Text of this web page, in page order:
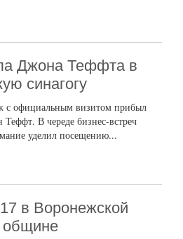
Джона Теффта в
синагогу
с официальным визитом прибыл
В череде бизнес-встреч
уделил посещению...
в Воронежской
общине